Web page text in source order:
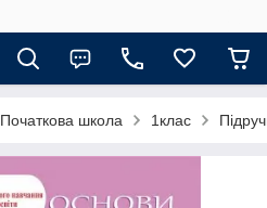
Початкова школа 1клас